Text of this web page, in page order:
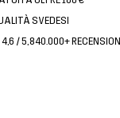
SVEDESI
/ 5, 840.000+ RECENSIONI